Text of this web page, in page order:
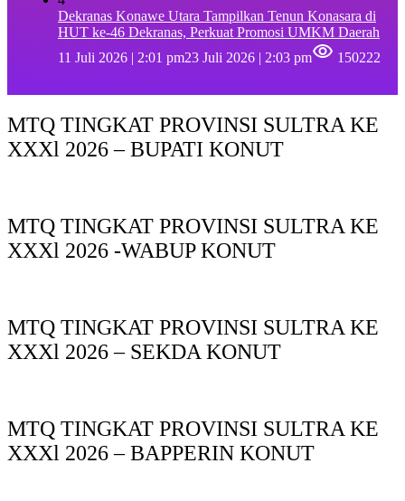
Dekranas Konawe Utara Tampilkan Tenun Konasara di
HUT ke-46 Dekranas, Perkuat Promosi UMKM Daerah
11 Juli 2026 | 2:01 pm23 Juli 2026 | 2:03 pm 150222
MTQ TINGKAT PROVINSI SULTRA KE
XXXl 2026 – BUPATI KONUT
MTQ TINGKAT PROVINSI SULTRA KE
XXXl 2026 -WABUP KONUT
MTQ TINGKAT PROVINSI SULTRA KE
XXXl 2026 – SEKDA KONUT
MTQ TINGKAT PROVINSI SULTRA KE
XXXl 2026 – BAPPERIN KONUT